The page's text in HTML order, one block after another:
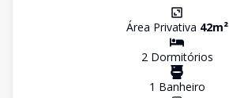
Área Privativa 42m²
2Dormitórios
1 Banheiro